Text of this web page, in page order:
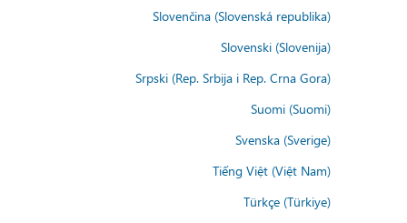
Slovenčina (Slovenská republika)
Slovenski (Slovenija)
Srpski (Rep. Srbija i Rep. Crna Gora)
Suomi (Suomi)
Svenska (Sverige)
Tiếng Việt (Việt Nam)
Türkçe (Türkiye)